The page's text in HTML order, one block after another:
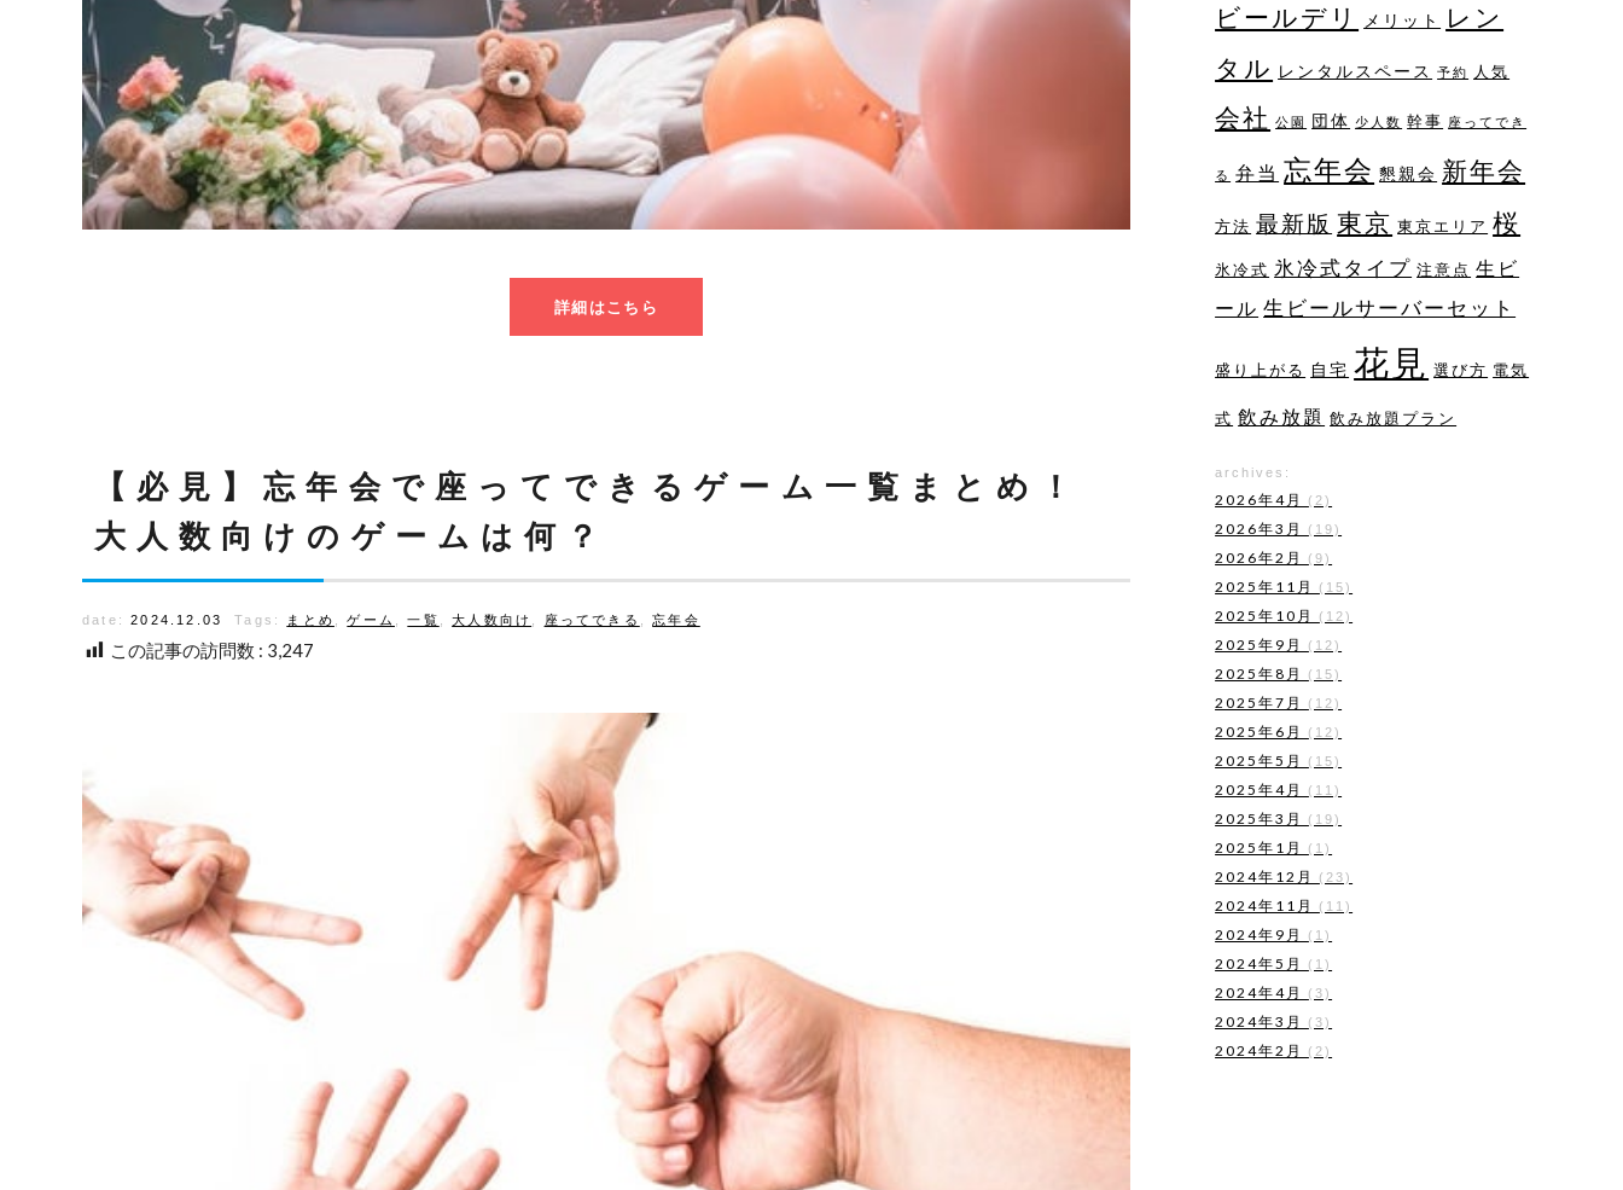
詳細はこちら
【必見】忘年会で座ってできるゲーム一覧まとめ！
大人数向けのゲームは何？
date: 2024.12.03 Tags: まとめ ,ゲーム ,一覧 ,大人数向け 座ってできる ,忘年会
この記事の訪問数 : 3,247
ビールデリ メリット
レン
タル レンタルスペース 予約 人気
会社 公園 団体 少人数 幹事 座ってでき
る 弁当 忘年会 懇親会 新年会
方法 最新版 東京 東京エリア 桜
氷冷式 氷冷式タイプ 注意点 生ビ
ール 生ビールサーバーセット
盛り上がる 自宅 花見 選び方 電気
式 飲み放題 飲み放題プラン
archives:
2026年4月 (2)
2026年3月 (19)
2026年2月 (9)
2025年11月 (15)
2025年10月 (12)
2025年9月 (12)
2025年8月 (15)
2025年7月 (12)
2025年6月 (12)
2025年5月 (15)
2025年4月 (11)
2025年3月 (19)
2025年1月 (1)
2024年12月 (23)
2024年11月 (11)
2024年9月 (1)
2024年5月 (1)
2024年4月 (3)
2024年3月 (3)
2024年2月 (2)